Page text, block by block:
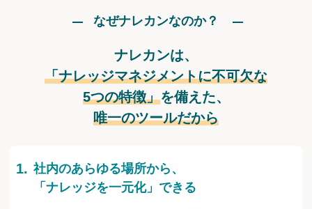
なぜナレカンなのか？
ナレカンは、
「ナレッジマネジメントに不可欠な
5つの特徴」を備えた、
唯一のツールだから
社内のあらゆる場所から、
「ナレッジを一元化」できる